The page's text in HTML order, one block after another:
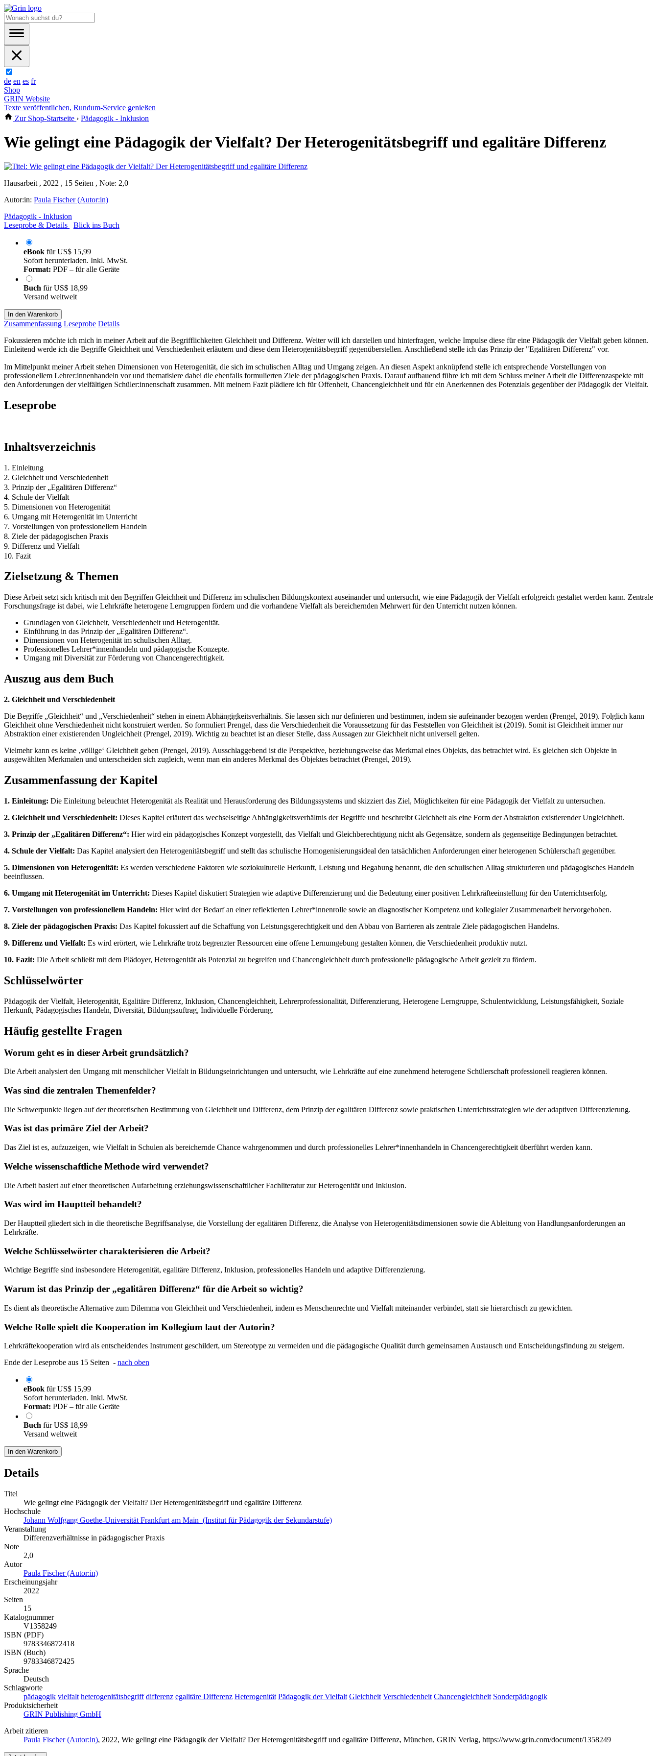
de en es fr
Shop
GRIN Website
Texte veröffentlichen, Rundum-Service genießen
Zur Shop-Startseite › Pädagogik - Inklusion
Wie gelingt eine Pädagogik der Vielfalt? Der Heterogenitätsbegriff und egalitäre Differenz
Hausarbeit , 2022 , 15 Seiten , Note: 2,0
Autor:in: Paula Fischer (Autor:in)
Pädagogik - Inklusion
Leseprobe & Details
Blick ins Buch
eBook fürUS$ 15,99
Sofort herunterladen. Inkl. MwSt.
Format: PDF – für alle Geräte
Buch fürUS$ 18,99
Versand weltweit
In den Warenkorb
Zusammenfassung Leseprobe Details
Fokussieren möchte ich mich in meiner Arbeit auf die Begrifflichkeiten Gleichheit und Differenz. Weiter will ich darstellen und hinterfragen, welche Impulse diese für eine Pädagogik der Vielfalt geben können.
Einleitend werde ich die Begriffe Gleichheit und Verschiedenheit erläutern und diese dem Heterogenitätsbegriff gegenüberstellen. Anschließend stelle ich das Prinzip der "Egalitären Differenz" vor.
Im Mittelpunkt meiner Arbeit stehen Dimensionen von Heterogenität, die sich im schulischen Alltag und Umgang zeigen. An diesen Aspekt anknüpfend stelle ich entsprechende Vorstellungen von
professionellem Lehrer:innenhandeln vor und thematisiere dabei die ebenfalls formulierten Ziele der pädagogischen Praxis. Darauf aufbauend führe ich mit dem Schluss meiner Arbeit die Differenzaspekte mit
den Anforderungen der vielfältigen Schüler:innenschaft zusammen. Mit meinem Fazit plädiere ich für Offenheit, Chancengleichheit und für ein Anerkennen des Potenzials gegenüber der Pädagogik der Vielfalt.
Leseprobe
Inhaltsverzeichnis
1. Einleitung
2. Gleichheit und Verschiedenheit
3. Prinzip der „Egalitären Differenz“
4. Schule der Vielfalt
5. Dimensionen von Heterogenität
6. Umgang mit Heterogenität im Unterricht
7. Vorstellungen von professionellem Handeln
8. Ziele der pädagogischen Praxis
9. Differenz und Vielfalt
10. Fazit
Zielsetzung & Themen
Diese Arbeit setzt sich kritisch mit den Begriffen Gleichheit und Differenz im schulischen Bildungskontext auseinander und untersucht, wie eine Pädagogik der Vielfalt erfolgreich gestaltet werden kann. Zentrale
Forschungsfrage ist dabei, wie Lehrkräfte heterogene Lerngruppen fördern und die vorhandene Vielfalt als bereichernden Mehrwert für den Unterricht nutzen können.
Grundlagen von Gleichheit, Verschiedenheit und Heterogenität.
Einführung in das Prinzip der „Egalitären Differenz“.
Dimensionen von Heterogenität im schulischen Alltag.
Professionelles Lehrer*innenhandeln und pädagogische Konzepte.
Umgang mit Diversität zur Förderung von Chancengerechtigkeit.
Auszug aus dem Buch
2. Gleichheit und Verschiedenheit
Die Begriffe „Gleichheit“ und „Verschiedenheit“ stehen in einem Abhängigkeitsverhältnis. Sie lassen sich nur definieren und bestimmen, indem sie aufeinander bezogen werden (Prengel, 2019). Folglich kann
Gleichheit ohne Verschiedenheit nicht konstruiert werden. So formuliert Prengel, dass die Verschiedenheit die Voraussetzung für das Feststellen von Gleichheit ist (2019). Somit ist Gleichheit immer nur
Abstraktion einer existierenden Ungleichheit (Prengel, 2019). Wichtig zu beachtet ist an dieser Stelle, dass Aussagen zur Gleichheit nicht universell gelten.
Vielmehr kann es keine ‚völlige‘ Gleichheit geben (Prengel, 2019). Ausschlaggebend ist die Perspektive, beziehungsweise das Merkmal eines Objekts, das betrachtet wird. Es gleichen sich Objekte in
ausgewählten Merkmalen und unterscheiden sich zugleich, wenn man ein anderes Merkmal des Objektes betrachtet (Prengel, 2019).
Zusammenfassung der Kapitel
1. Einleitung: Die Einleitung beleuchtet Heterogenität als Realität und Herausforderung des Bildungssystems und skizziert das Ziel, Möglichkeiten für eine Pädagogik der Vielfalt zu untersuchen.
2. Gleichheit und Verschiedenheit: Dieses Kapitel erläutert das wechselseitige Abhängigkeitsverhältnis der Begriffe und beschreibt Gleichheit als eine Form der Abstraktion existierender Ungleichheit.
3. Prinzip der „Egalitären Differenz“: Hier wird ein pädagogisches Konzept vorgestellt, das Vielfalt und Gleichberechtigung nicht als Gegensätze, sondern als gegenseitige Bedingungen betrachtet.
4. Schule der Vielfalt: Das Kapitel analysiert den Heterogenitätsbegriff und stellt das schulische Homogenisierungsideal den tatsächlichen Anforderungen einer heterogenen Schülerschaft gegenüber.
5. Dimensionen von Heterogenität: Es werden verschiedene Faktoren wie soziokulturelle Herkunft, Leistung und Begabung benannt, die den schulischen Alltag strukturieren und pädagogisches Handeln
beeinflussen.
6. Umgang mit Heterogenität im Unterricht: Dieses Kapitel diskutiert Strategien wie adaptive Differenzierung und die Bedeutung einer positiven Lehrkräfteeinstellung für den Unterrichtserfolg.
7. Vorstellungen von professionellem Handeln: Hier wird der Bedarf an einer reflektierten Lehrer*innenrolle sowie an diagnostischer Kompetenz und kollegialer Zusammenarbeit hervorgehoben.
8. Ziele der pädagogischen Praxis: Das Kapitel fokussiert auf die Schaffung von Leistungsgerechtigkeit und den Abbau von Barrieren als zentrale Ziele pädagogischen Handelns.
9. Differenz und Vielfalt: Es wird erörtert, wie Lehrkräfte trotz begrenzter Ressourcen eine offene Lernumgebung gestalten können, die Verschiedenheit produktiv nutzt.
10. Fazit: Die Arbeit schließt mit dem Plädoyer, Heterogenität als Potenzial zu begreifen und Chancengleichheit durch professionelle pädagogische Arbeit gezielt zu fördern.
Schlüsselwörter
Pädagogik der Vielfalt, Heterogenität, Egalitäre Differenz, Inklusion, Chancengleichheit, Lehrerprofessionalität, Differenzierung, Heterogene Lerngruppe, Schulentwicklung, Leistungsfähigkeit, Soziale
Herkunft, Pädagogisches Handeln, Diversität, Bildungsauftrag, Individuelle Förderung.
Häufig gestellte Fragen
Worum geht es in dieser Arbeit grundsätzlich?
Die Arbeit analysiert den Umgang mit menschlicher Vielfalt in Bildungseinrichtungen und untersucht, wie Lehrkräfte auf eine zunehmend heterogene Schülerschaft professionell reagieren können.
Was sind die zentralen Themenfelder?
Die Schwerpunkte liegen auf der theoretischen Bestimmung von Gleichheit und Differenz, dem Prinzip der egalitären Differenz sowie praktischen Unterrichtsstrategien wie der adaptiven Differenzierung.
Was ist das primäre Ziel der Arbeit?
Das Ziel ist es, aufzuzeigen, wie Vielfalt in Schulen als bereichernde Chance wahrgenommen und durch professionelles Lehrer*innenhandeln in Chancengerechtigkeit überführt werden kann.
Welche wissenschaftliche Methode wird verwendet?
Die Arbeit basiert auf einer theoretischen Aufarbeitung erziehungswissenschaftlicher Fachliteratur zur Heterogenität und Inklusion.
Was wird im Hauptteil behandelt?
Der Hauptteil gliedert sich in die theoretische Begriffsanalyse, die Vorstellung der egalitären Differenz, die Analyse von Heterogenitätsdimensionen sowie die Ableitung von Handlungsanforderungen an
Lehrkräfte.
Welche Schlüsselwörter charakterisieren die Arbeit?
Wichtige Begriffe sind insbesondere Heterogenität, egalitäre Differenz, Inklusion, professionelles Handeln und adaptive Differenzierung.
Warum ist das Prinzip der „egalitären Differenz“ für die Arbeit so wichtig?
Es dient als theoretische Alternative zum Dilemma von Gleichheit und Verschiedenheit, indem es Menschenrechte und Vielfalt miteinander verbindet, statt sie hierarchisch zu gewichten.
Welche Rolle spielt die Kooperation im Kollegium laut der Autorin?
Lehrkräftekooperation wird als entscheidendes Instrument geschildert, um Stereotype zu vermeiden und die pädagogische Qualität durch gemeinsamen Austausch und Entscheidungsfindung zu steigern.
Ende der Leseprobe aus 15 Seiten - nach oben
eBook fürUS$ 15,99
Sofort herunterladen. Inkl. MwSt.
Format: PDF – für alle Geräte
Buch fürUS$ 18,99
Versand weltweit
In den Warenkorb
Details
Titel
Wie gelingt eine Pädagogik der Vielfalt? Der Heterogenitätsbegriff und egalitäre Differenz
Hochschule
Johann Wolfgang Goethe-Universität Frankfurt am Main (Institut für Pädagogik der Sekundarstufe)
Veranstaltung
Differenzverhältnisse in pädagogischer Praxis
Note
2,0
Autor
Paula Fischer (Autor:in)
Erscheinungsjahr
2022
Seiten
15
Katalognummer
V1358249
ISBN (PDF)
9783346872418
ISBN (Buch)
9783346872425
Sprache
Deutsch
Schlagworte
pädagogik vielfalt heterogenitätsbegriff differenz egalitäre Differenz Heterogenität Pädagogik der Vielfalt Gleichheit Verschiedenheit Chancengleichheit Sonderpädagogik
Produktsicherheit
GRIN Publishing GmbH
Arbeit zitieren
Paula Fischer (Autor:in), 2022, Wie gelingt eine Pädagogik der Vielfalt? Der Heterogenitätsbegriff und egalitäre Differenz, München, GRIN Verlag, https://www.grin.com/document/1358249